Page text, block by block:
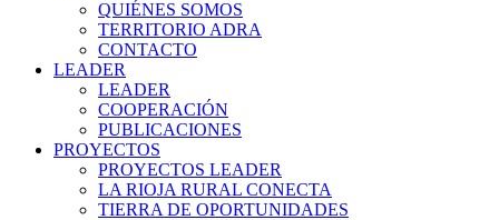
QUIÉNES SOMOS
TERRITORIO ADRA
CONTACTO
LEADER
LEADER
COOPERACIÓN
PUBLICACIONES
PROYECTOS
PROYECTOS LEADER
LA RIOJA RURAL CONECTA
TIERRA DE OPORTUNIDADES